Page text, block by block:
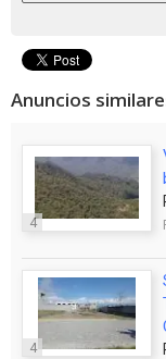
Anuncios
4
4